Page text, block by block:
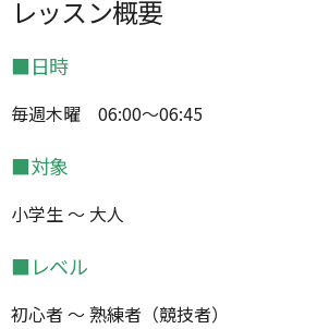
レッスン概要
■日時
毎週木曜 06:00～06:45
■対象
小学生 ～ 大人
■レベル
初心者 ～ 熟練者（競技者）